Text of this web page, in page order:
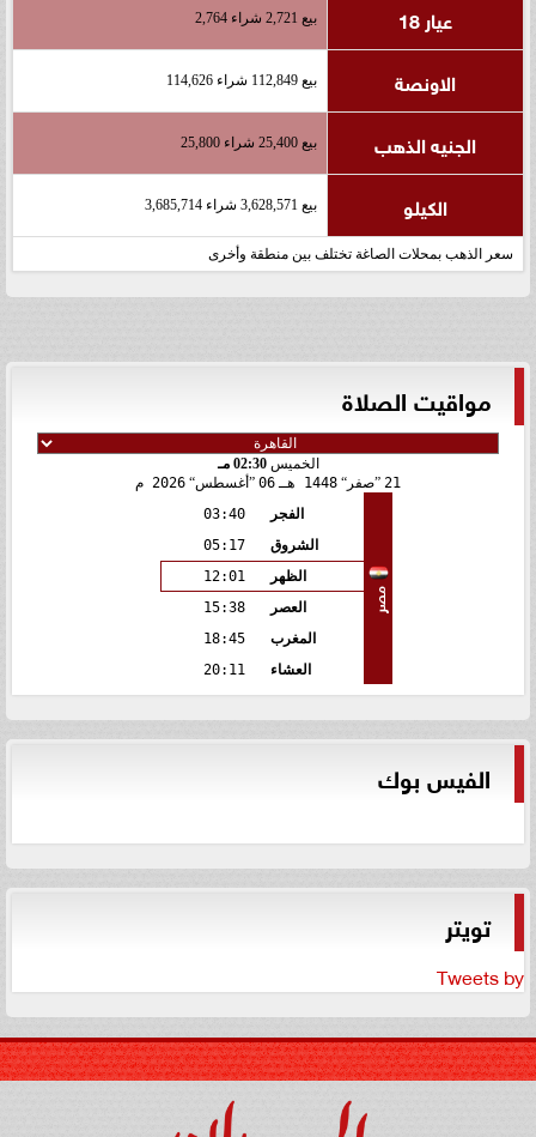
عيار 18 بيع 2,721 شراء 2,764
الاونصة بيع 112,849 شراء 114,626
الجنيه الذهب بيع 25,400 شراء 25,800
الكيلو بيع 3,628,571 شراء 3,685,714
سعر الذهب بمحلات الصاغة تختلف بين منطقة وأخرى
مواقيت الصلاة
الخميس02:30 مـ
21
صفر 1448 هـ 06 أغسطس 2026 م
مصر
الفجر
03:40
الشروق
05:17
الظهر
12:01
العصر
15:38
المغرب
18:45
العشاء
20:11
الفيس بوك
تويتر
Tweets by